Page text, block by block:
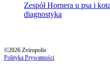
Zespół Hornera u psa i
diagnostyka
©2026 Zviropolis
Polityka Prywatności